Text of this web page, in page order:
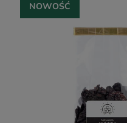
NOWOŚĆ